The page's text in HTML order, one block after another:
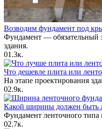
Возводим фундамент под
Фундамент — обязательный
здания.
01.3к.
Что дешевле плита или
На этапе проектирования
02.9к.
Какой ширины должен быть
Фундамент ленточного типа
02.7к.